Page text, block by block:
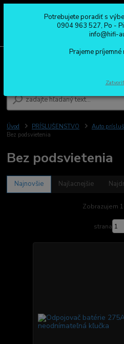
0904 963 527
Po - Pia: 08:00 - 16:00
Úvod PRÍSLUŠENSTVO Auto
Bez podsvietenia
Bez podsvietenia
Najnovšie Najlacnejšie
Zobrazujem
strana
Potrebujete poradiť s
0904 963 527, Po -
info@hifi-
Prajeme príjemné
Zatvoriť